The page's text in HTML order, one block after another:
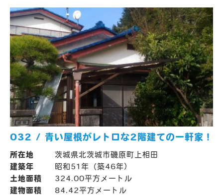
032 / 青い屋根がレトロな2階建ての一軒家！
所在地
茨城県北茨城市磯原町上相田
建築年
昭和51年（築46年）
土地面積
324.00平方メートル
建物面積
84.42平方メートル